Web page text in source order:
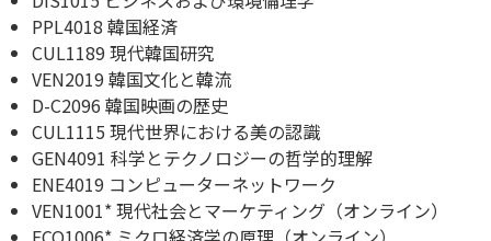
PPL4018 韓国経済
CUL1189 現代韓国研究
VEN2019 韓国文化と韓流
D-C2096 韓国映画の歴史
CUL1115 現代世界における美の認識
GEN4091 科学とテクノロジーの哲学的理解
ENE4019 コンピューターネットワーク
VEN1001* 現代社会とマーケティング（オンライン）